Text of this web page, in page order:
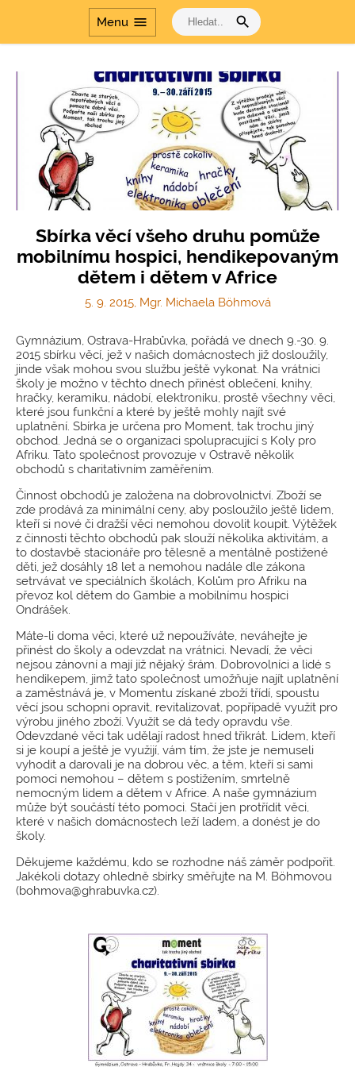
Menu menu search
Sbírka věcí všeho druhu pomůže
mobilnímu hospici, hendikepovaným
dětem i dětem v Africe
5. 9. 2015, Mgr. Michaela Böhmová
Gymnázium, Ostrava-Hrabůvka, pořádá ve dnech 9.-30. 9.
2015 sbírku věcí, jež v našich domácnostech již dosloužily,
jinde však mohou svou službu ještě vykonat. Na vrátnici
školy je možno v těchto dnech přinést oblečení, knihy,
hračky, keramiku, nádobí, elektroniku, prostě všechny věci,
které jsou funkční a které by ještě mohly najít své
uplatnění. Sbírka je určena pro Moment, tak trochu jiný
obchod. Jedná se o organizaci spolupracující s Koly pro
Afriku. Tato společnost provozuje v Ostravě několik
obchodů s charitativním zaměřením.
Činnost obchodů je založena na dobrovolnictví. Zboží se
zde prodává za minimální ceny, aby posloužilo ještě lidem,
kteří si nové či dražší věci nemohou dovolit koupit. Výtěžek
z činnosti těchto obchodů pak slouží několika aktivitám, a
to dostavbě stacionáře pro tělesně a mentálně postižené
děti, jež dosáhly 18 let a nemohou nadále dle zákona
setrvávat ve speciálních školách, Kolům pro Afriku na
převoz kol dětem do Gambie a mobilnímu hospici
Ondrášek.
Máte-li doma věci, které už nepoužíváte, neváhejte je
přinést do školy a odevzdat na vrátnici. Nevadí, že věci
nejsou zánovní a mají již nějaký šrám. Dobrovolníci a lidé s
hendikepem, jimž tato společnost umožňuje najít uplatnění
a zaměstnává je, v Momentu získané zboží třídí, spoustu
věcí jsou schopni opravit, revitalizovat, popřípadě využít pro
výrobu jiného zboží. Využít se dá tedy opravdu vše.
Odevzdané věci tak udělají radost hned třikrát. Lidem, kteří
si je koupí a ještě je využijí, vám tím, že jste je nemuseli
vyhodit a darovali je na dobrou věc, a těm, kteří si sami
pomoci nemohou – dětem s postižením, smrtelně
nemocným lidem a dětem v Africe. A naše gymnázium
může být součástí této pomoci. Stačí jen protřídit věci,
které v našich domácnostech leží ladem, a donést je do
školy.
Děkujeme každému, kdo se rozhodne náš záměr podpořit.
Jakékoli dotazy ohledně sbírky směřujte na M. Böhmovou
(bohmova@ghrabuvka.cz).